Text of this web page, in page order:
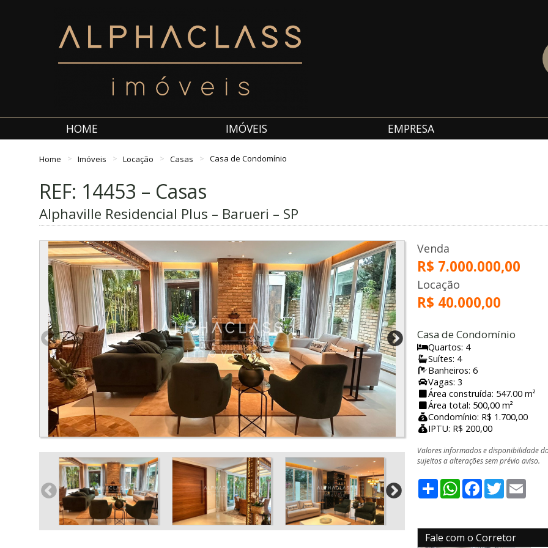
HOME IMÓVEIS EMPRESA
Home Imóveis Locação Casas Casa de Condomínio
REF: 14453 – Casas
Alphaville Residencial Plus – Barueri – SP
Venda
R$ 7.000.000,00
Locação
R$ 40.000,00
Casa de Condomínio
Quartos: 4
Suítes: 4
Banheiros: 6
Vagas: 3
Área construída: 547.00 m²
Área total: 500,00 m²
Condomínio: R$ 1.700,00
IPTU: R$ 200,00
Valores informados e disponibilidade
sujeitos a alterações sem prévio aviso.
ShareWhatsApp
Facebook
Twitter
Fale com o Corretor